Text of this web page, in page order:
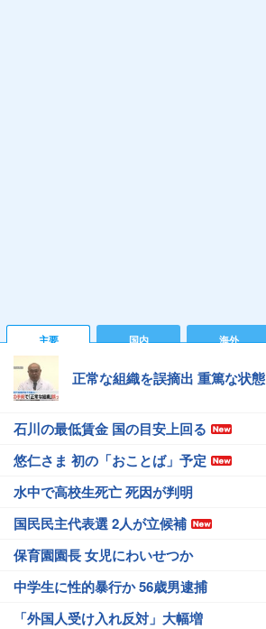
主要 国内 海外
正常な組織を誤摘出 重篤な状態
石川の最低賃金 国の目安上回る
悠仁さま 初の「おことば」予定
水中で高校生死亡 死因が判明
国民民主代表選 2人が立候補
保育園園長 女児にわいせつか
中学生に性的暴行か 56歳男逮捕
「外国人受け入れ反対」大幅増